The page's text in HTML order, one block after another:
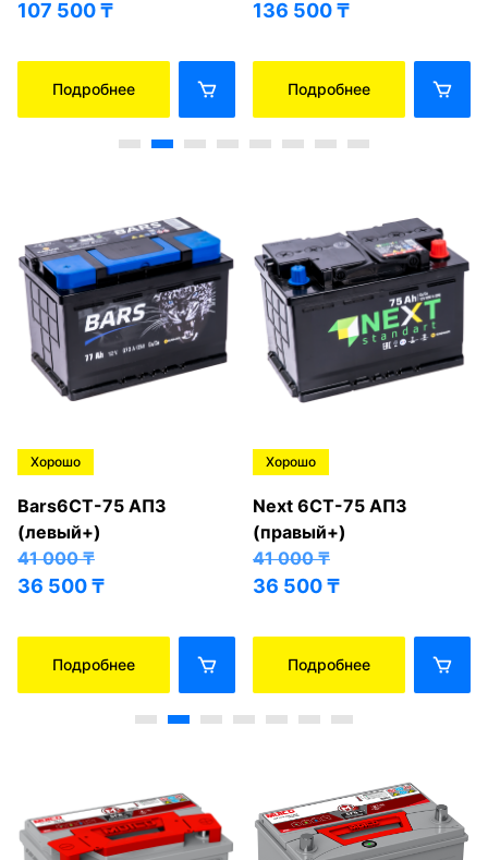
107 500₸
Подробнее
136 500₸
Подробнее
Хорошо
Bars6СТ-75 АПЗ
(левый+)
41 000₸
36 500₸
Подробнее
Хорошо
Next 6СТ-75 АПЗ
(правый+)
41 000₸
36 500₸
Подробнее